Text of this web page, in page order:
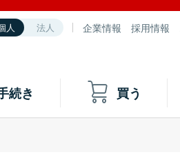
人 法人 企業情報 採用情報
続き 買う